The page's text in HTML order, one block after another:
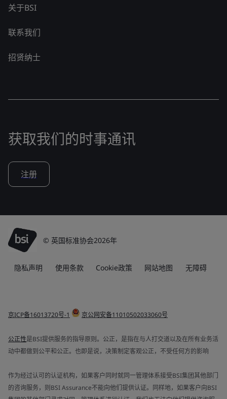
关于BSI
联系我们
招贤纳士
获取我们的时事通讯
注册
© 英国标准协会2026年
隐私声明 使用条款 Cookie政策 网站地图 无障碍
京ICP备16013720号-1 京公网安备11010502033060号
公正性是BSI提供服务的指导原则。公正，是指在与人打交道以及在所有业务活
动中都做到公平和公正。也即是说，决策制定客观公正，不受任何方的影响
作为经过认可的认证机构，如果客户同时就同一管理体系接受BSI集团其他部门
的咨询服务，则BSI Assurance不能向他们提供认证。同样地，如果客户向BSI